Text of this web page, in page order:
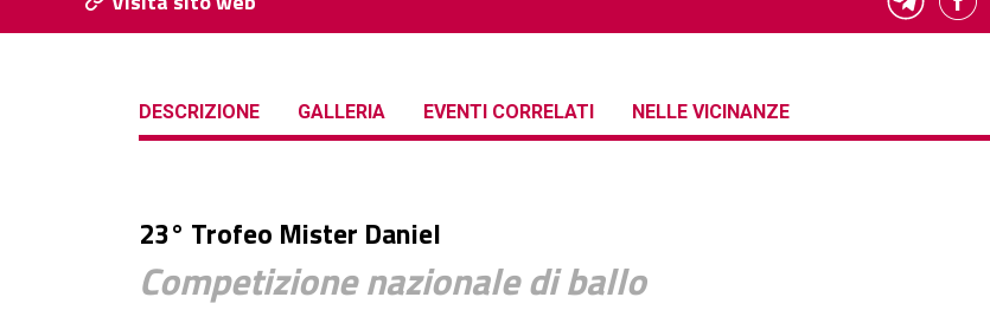
DESCRIZIONE GALLERIA EVENTI CORRELATI NELLE VICINANZE
23° Trofeo Mister Daniel
Competizione nazionale di ballo